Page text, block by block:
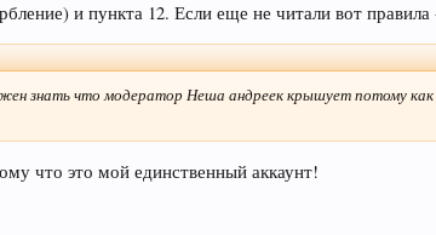
и пункта 12. Если еще не читали вот
знать что модератор Неша андреек крышует потому
что это мой единственный аккаунт!